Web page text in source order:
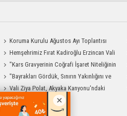
Koruma Kurulu Ağustos Ayı Toplantısı
Yapıldı
Hemşehrimiz Fırat Kadiroğlu Erzincan Vali
Yardımcılığına Atandı
"Kars Gravyerinin Coğrafi İşaret Niteliğinin
Güçlendirilmesi Projesi"
"Bayrakları Gördük, Sınırın Yakınlığını ve
Uzaklığını Aynı Anda Hissettik"
Vali Ziya Polat, Akyaka Kanyonu'ndaki
Rafting Heyecanına Katıldı